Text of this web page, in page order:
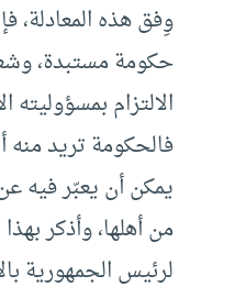
وِفق هذه المعادلة،
حكومة مستبدة،
الالتزام
فالحكومة تريد منه
يمكن أن يعبّر فيه
من أهلها، وأذكر
لرئيس الجمهورية